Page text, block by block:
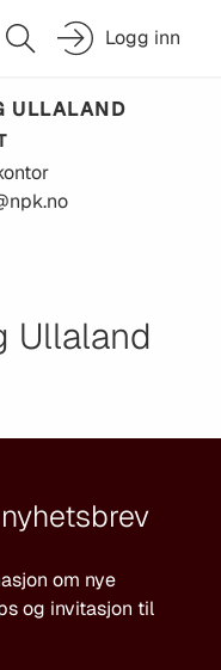
Logg inn
ULLALAND
Ullaland
om nye
og invitasjon til